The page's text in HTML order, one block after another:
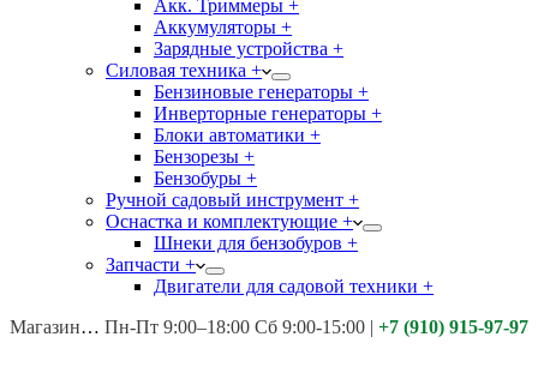
Акк. Триммеры +
Аккумуляторы +
Зарядные устройства +
Силовая техника +
Бензиновые генераторы +
Инверторные генераторы +
Блоки автоматики +
Бензорезы +
Бензобуры +
Ручной садовый инструмент +
Оснастка и комплектующие +
Шнеки для бензобуров +
Запчасти +
Двигатели для садовой техники +
Магазины: Калуга ул. Московская д.113
Пн-Пт 9:00–18:00 Сб 9:00-15:00 | +7 (910) 915-97-97